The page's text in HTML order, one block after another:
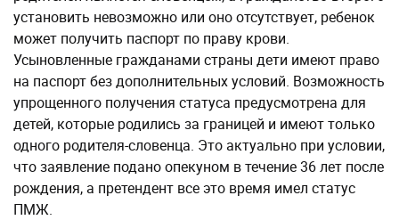
установить невозможно или оно отсутствует, ребенок
может получить паспорт по праву крови.
Усыновленные гражданами страны дети имеют право
на паспорт без дополнительных условий. Возможность
упрощенного получения статуса предусмотрена для
детей, которые родились за границей и имеют только
одного родителя-словенца. Это актуально при условии,
что заявление подано опекуном в течение 36 лет после
рождения, а претендент все это время имел статус
ПМЖ.